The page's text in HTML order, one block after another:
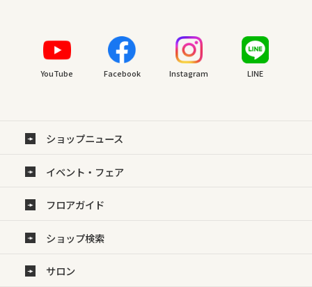
YouTube Facebook Instagram LINE
ショップニュース
イベント・フェア
フロアガイド
ショップ検索
サロン